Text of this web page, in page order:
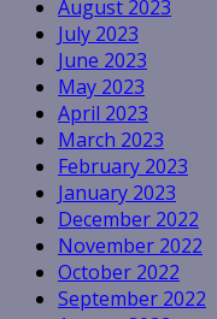
August 2023
July 2023
June 2023
May 2023
April 2023
March 2023
February 2023
January 2023
December 2022
November 2022
October 2022
September 2022